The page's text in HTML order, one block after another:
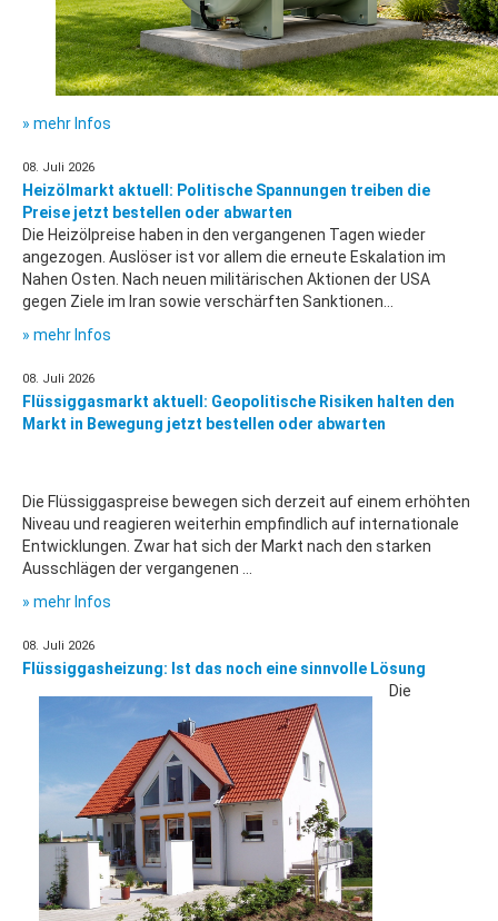
» mehr Infos
08. Juli 2026
Heizölmarkt aktuell: Politische Spannungen treiben die
Preise jetzt bestellen oder abwarten
Die Heizölpreise haben in den vergangenen Tagen wieder
angezogen. Auslöser ist vor allem die erneute Eskalation im
Nahen Osten. Nach neuen militärischen Aktionen der USA
gegen Ziele im Iran sowie verschärften Sanktionen...
» mehr Infos
08. Juli 2026
Flüssiggasmarkt aktuell: Geopolitische Risiken halten den
Markt in Bewegung jetzt bestellen oder abwarten
Die Flüssiggaspreise bewegen sich derzeit auf einem erhöhten
Niveau und reagieren weiterhin empfindlich auf internationale
Entwicklungen. Zwar hat sich der Markt nach den starken
Ausschlägen der vergangenen ...
» mehr Infos
08. Juli 2026
Flüssiggasheizung: Ist das noch eine sinnvolle Lösung
Die